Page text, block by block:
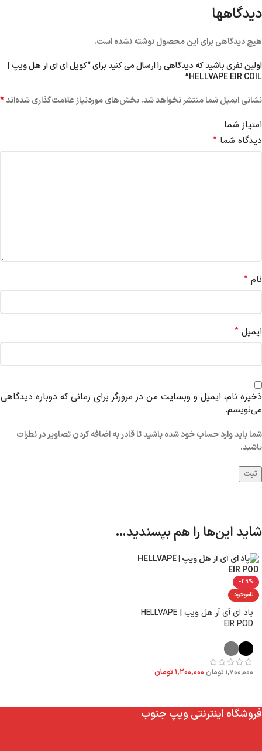
دیدگاهها
هیچ دیدگاهی برای این محصول نوشته نشده است.
اولین نفری باشید که دیدگاهی را ارسال می کنید برای “کویل ای آی آر هل ویپ |
HELLVAPE EIR COIL”
نشانی ایمیل شما منتشر نخواهد شد.بخش‌های موردنیاز علامت‌گذاری شده‌اند*
امتیاز شما
دیدگاه شما *
نام *
ایمیل *
ذخیره نام، ایمیل و وبسایت من در مرورگر برای زمانی که دوباره دیدگاهی
می‌نویسم.
شما باید وارد حساب خود شده باشید تا قادر به اضافه کردن تصاویر در نظرات
باشید.
شاید این‌ها را هم بپسندید…
-29%
ناموجود
پاد ای آی آر هل ویپ | HELLVAPE
EIR POD
۱,۷۰۰,۰۰۰تومان ۱,۲۰۰,۰۰۰ تومان
فروشگاه اینترنتی ویپ جنوب